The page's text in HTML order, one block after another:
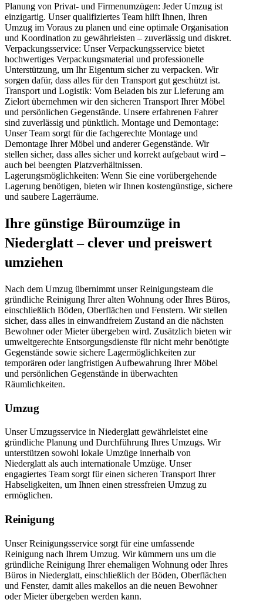
Planung von Privat- und Firmenumzügen: Jeder Umzug ist
einzigartig. Unser qualifiziertes Team hilft Ihnen, Ihren
Umzug im Voraus zu planen und eine optimale Organisation
und Koordination zu gewährleisten – zuverlässig und diskret.
Verpackungsservice: Unser Verpackungsservice bietet
hochwertiges Verpackungsmaterial und professionelle
Unterstützung, um Ihr Eigentum sicher zu verpacken. Wir
sorgen dafür, dass alles für den Transport gut geschützt ist.
Transport und Logistik: Vom Beladen bis zur Lieferung am
Zielort übernehmen wir den sicheren Transport Ihrer Möbel
und persönlichen Gegenstände. Unsere erfahrenen Fahrer
sind zuverlässig und pünktlich. Montage und Demontage:
Unser Team sorgt für die fachgerechte Montage und
Demontage Ihrer Möbel und anderer Gegenstände. Wir
stellen sicher, dass alles sicher und korrekt aufgebaut wird –
auch bei beengten Platzverhältnissen.
Lagerungsmöglichkeiten: Wenn Sie eine vorübergehende
Lagerung benötigen, bieten wir Ihnen kostengünstige, sichere
und saubere Lagerräume.
Ihre günstige Büroumzüge in
Niederglatt – clever und preiswert
umziehen
Nach dem Umzug übernimmt unser Reinigungsteam die
gründliche Reinigung Ihrer alten Wohnung oder Ihres Büros,
einschließlich Böden, Oberflächen und Fenstern. Wir stellen
sicher, dass alles in einwandfreiem Zustand an die nächsten
Bewohner oder Mieter übergeben wird. Zusätzlich bieten wir
umweltgerechte Entsorgungsdienste für nicht mehr benötigte
Gegenstände sowie sichere Lagermöglichkeiten zur
temporären oder langfristigen Aufbewahrung Ihrer Möbel
und persönlichen Gegenstände in überwachten
Räumlichkeiten.
Umzug
Unser Umzugsservice in Niederglatt gewährleistet eine
gründliche Planung und Durchführung Ihres Umzugs. Wir
unterstützen sowohl lokale Umzüge innerhalb von
Niederglatt als auch internationale Umzüge. Unser
engagiertes Team sorgt für einen sicheren Transport Ihrer
Habseligkeiten, um Ihnen einen stressfreien Umzug zu
ermöglichen.
Reinigung
Unser Reinigungsservice sorgt für eine umfassende
Reinigung nach Ihrem Umzug. Wir kümmern uns um die
gründliche Reinigung Ihrer ehemaligen Wohnung oder Ihres
Büros in Niederglatt, einschließlich der Böden, Oberflächen
und Fenster, damit alles makellos an die neuen Bewohner
oder Mieter übergeben werden kann.